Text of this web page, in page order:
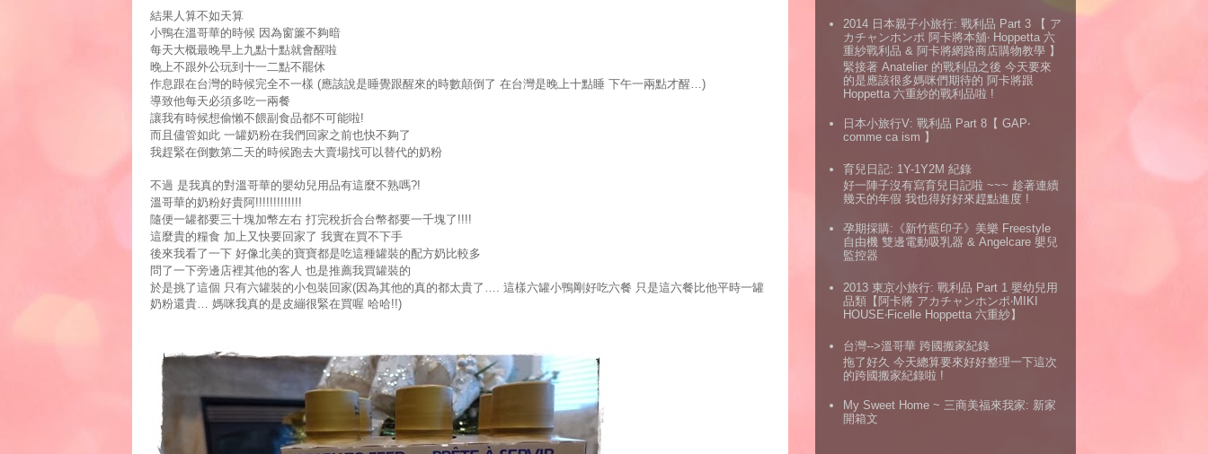
結果人算不如天算
小鴨在溫哥華的時候 因為窗簾不夠暗
每天大概最晚早上九點十點就會醒啦
晚上不跟外公玩到十一二點不罷休
作息跟在台灣的時候完全不一樣 (應該說是睡覺跟醒來的時數顛倒了 在台灣是晚上十點睡 下午一兩點才醒…)
導致他每天必須多吃一兩餐
讓我有時候想偷懶不餵副食品都不可能啦!
而且儘管如此 一罐奶粉在我們回家之前也快不夠了
我趕緊在倒數第二天的時候跑去大賣場找可以替代的奶粉
不過 是我真的對溫哥華的嬰幼兒用品有這麼不熟嗎?!
溫哥華的奶粉好貴阿!!!!!!!!!!!!!
隨便一罐都要三十塊加幣左右 打完稅折合台幣都要一千塊了 !!!!
這麼貴的糧食 加上又快要回家了 我實在買不下手
後來我看了一下 好像北美的寶寶都是吃這種罐裝的配方奶比較多
問了一下旁邊店裡其他的客人 也是推薦我買罐裝的
於是挑了這個 只有六罐裝的小包裝回家(因為其他的真的都太貴了 …. 這樣六罐小鴨剛好吃六餐 只是這六餐比他平時一罐
奶粉還貴… 媽咪我真的是皮繃很緊在買喔 哈哈!!)
2014 日本親子小旅行: 戰利品 Part 3 【 ア
カチャンホンポ 阿卡將本舖‧ Hoppetta 六
重紗戰利品 & 阿卡將網路商店購物教學 】
緊接著 Anatelier 的戰利品之後 今天要來
的是應該很多媽咪們期待的 阿卡將跟
Hoppetta 六重紗的戰利品啦 !
日本小旅行V: 戰利品 Part 8【 GAP‧
comme ca ism 】
育兒日記: 1Y-1Y2M 紀錄
好一陣子沒有寫育兒日記啦 ~~~ 趁著連續
幾天的年假 我也得好好來趕點進度 !
孕期採購:《新竹藍印子》美樂 Freestyle
自由機 雙邊電動吸乳器 & Angelcare 嬰兒
監控器
2013 東京小旅行: 戰利品 Part 1 嬰幼兒用
品類【阿卡將 アカチャンホンポ‧MIKI
HOUSE‧Ficelle Hoppetta 六重紗】
台灣-->溫哥華 跨國搬家紀錄
拖了好久 今天總算要來好好整理一下這次
的跨國搬家紀錄啦 !
My Sweet Home ~ 三商美福來我家: 新家
開箱文